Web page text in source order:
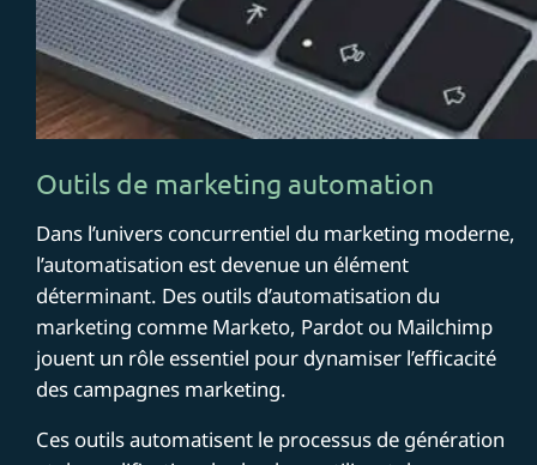
Outils de marketing automation
Dans l’univers concurrentiel du marketing moderne,
l’automatisation est devenue un élément
déterminant. Des outils d’automatisation du
marketing comme Marketo, Pardot ou Mailchimp
jouent un rôle essentiel pour dynamiser l’efficacité
des campagnes marketing.
Ces outils automatisent le processus de génération